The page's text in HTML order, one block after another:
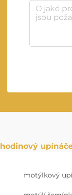
hodinový
motýlkový